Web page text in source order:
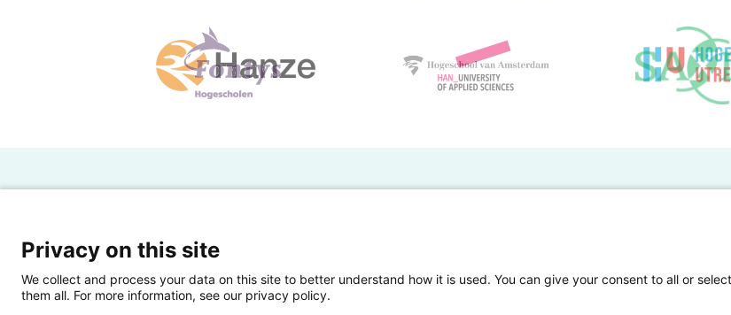
Powered by SURF
Eigen onderzoek publiceren
Veelgestelde
Privacy on this site
We collect and process your data on this site to better understand how it is used. You can give your consent to all or
them all. For more information, see our privacy policy.